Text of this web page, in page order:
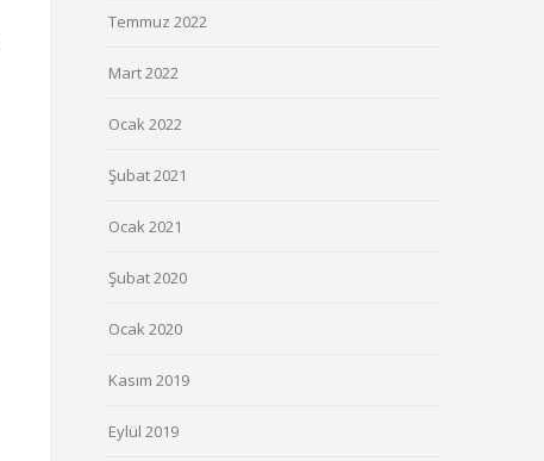
Temmuz 2022
Mart 2022
Ocak 2022
Şubat 2021
Ocak 2021
Şubat 2020
Ocak 2020
Kasım 2019
Eylül 2019